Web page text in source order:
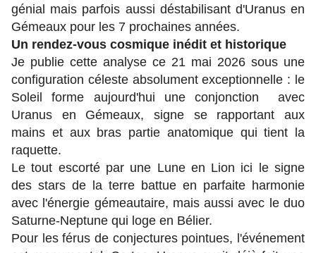
génial mais parfois aussi déstabilisant d'Uranus en
Gémeaux pour les 7 prochaines années.
Un rendez-vous cosmique inédit et historique
Je publie cette analyse ce 21 mai 2026 sous une
configuration céleste absolument exceptionnelle : le
Soleil forme aujourd'hui une conjonction avec
Uranus en Gémeaux, signe se rapportant aux
mains et aux bras partie anatomique qui tient la
raquette.
Le tout escorté par une Lune en Lion ici le signe
des stars de la terre battue en parfaite harmonie
avec l'énergie gémeautaire, mais aussi avec le duo
Saturne-Neptune qui loge en Bélier.
Pour les férus de conjectures pointues, l'événement